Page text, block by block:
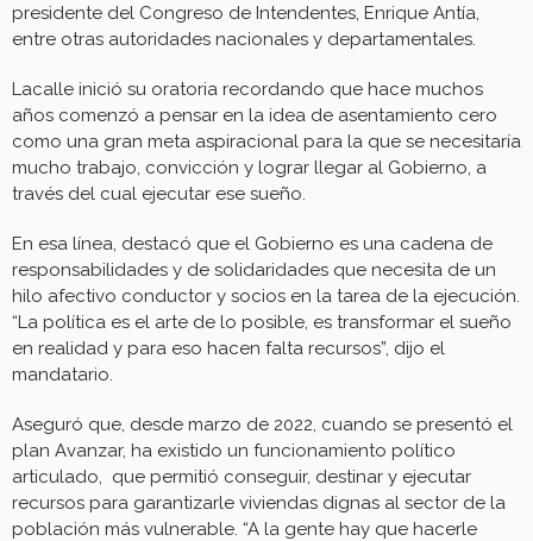
presidente del Congreso de Intendentes, Enrique Antía,
entre otras autoridades nacionales y departamentales.
Lacalle inició su oratoria recordando que hace muchos
años comenzó a pensar en la idea de asentamiento cero
como una gran meta aspiracional para la que se necesitaría
mucho trabajo, convicción y lograr llegar al Gobierno, a
través del cual ejecutar ese sueño.
En esa línea, destacó que el Gobierno es una cadena de
responsabilidades y de solidaridades que necesita de un
hilo afectivo conductor y socios en la tarea de la ejecución.
“La política es el arte de lo posible, es transformar el sueño
en realidad y para eso hacen falta recursos”, dijo el
mandatario.
Aseguró que, desde marzo de 2022, cuando se presentó el
plan Avanzar, ha existido un funcionamiento político
articulado, que permitió conseguir, destinar y ejecutar
recursos para garantizarle viviendas dignas al sector de la
población más vulnerable. “A la gente hay que hacerle